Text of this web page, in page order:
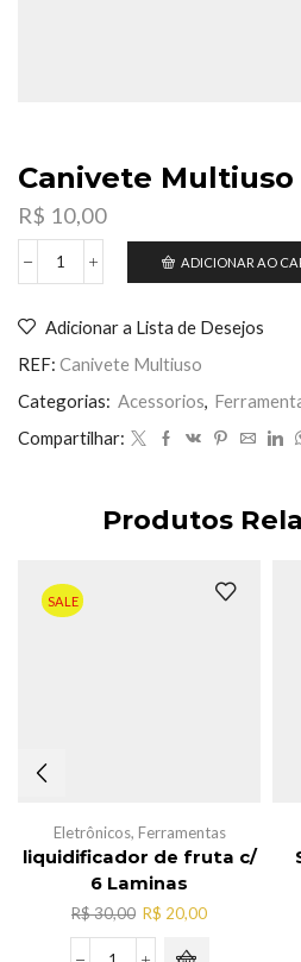
Canivete Multiuso
R$ 10,00
Canivete
funcoes
quantidade
ADICIONAR AO
Adicionar a Lista de Desejos
REF: Canivete Multiuso
Categorias: Acessorios,
Compartilhar:
Produtos
SALE
Eletrônicos, Ferramentas
liquidificador de fruta c/
6 Laminas
R$30,00 O
preço
original
R$ 20,00O